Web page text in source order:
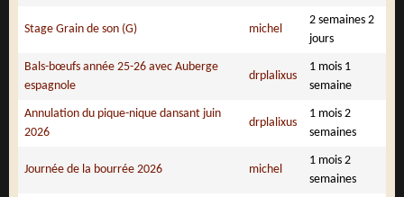
Stage Grain de son (G) michel
2 semaines 2
jours
Bals-bœufs année 25-26 avec Auberge
espagnole
drplalixus
1 mois 1
semaine
Annulation du pique-nique dansant juin
2026
drplalixus
1 mois 2
semaines
Journée de la bourrée 2026 michel
1 mois 2
semaines